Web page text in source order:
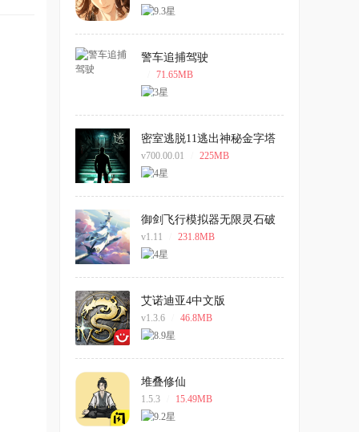
警车追捕驾驶
71.65MB
密室逃脱11逃出神秘金字塔
手机版
v700.00.01 225MB
御剑飞行模拟器无限灵石破
解版
v1.11 231.8MB
艾诺迪亚4中文版
v1.3.6 46.8MB
堆叠修仙
1.5.3 15.49MB